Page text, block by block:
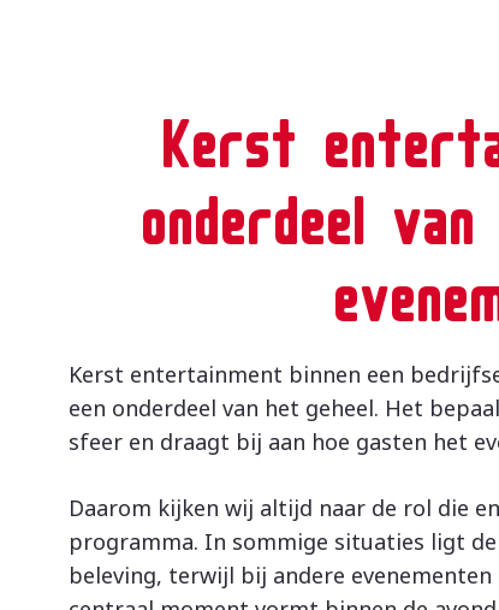
Kerst
onderdeel
Kerst entertainment binnen een
een onderdeel van het geheel. Het
sfeer en draagt bij aan hoe gasten het
Daarom kijken wij altijd naar de rol die
programma. In sommige situaties ligt
beleving, terwijl bij andere